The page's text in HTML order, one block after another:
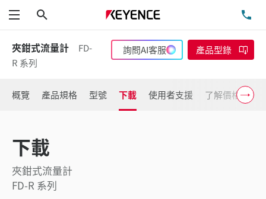
功能表
夾鉗式流量計
FD-
R 系列
詢問AI客服 產品型錄
概覽 產品規格 型號 下載 使用者支援 了解價格
下載
夾鉗式流量計
FD-R 系列